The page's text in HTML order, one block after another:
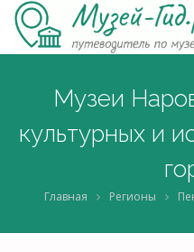
Музеи
культурных и
Главная Регионы